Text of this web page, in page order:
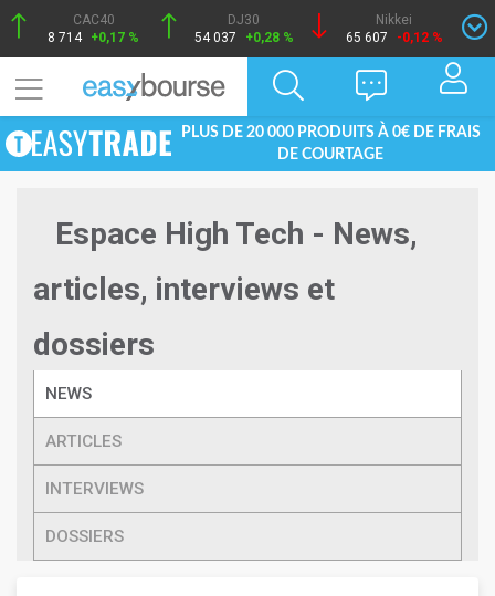
CAC40
8 714 +0,17 %
DJ30
54 037
+0,28 %
Nikkei
65 607
-0,12 %
PLUS DE 20 000 PRODUITS À 0€ DE FRAIS
DE COURTAGE
Espace High Tech - News,
articles, interviews et
dossiers
NEWS
ARTICLES
INTERVIEWS
DOSSIERS